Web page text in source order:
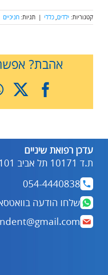
קטגוריות: ילדים,כללי | תגיות: חניכיים
אהבת?
X
עדכן רפואת שיניים
ת.ד 10171 תל אביב 6110101
054-4440838
שלחו הודעה